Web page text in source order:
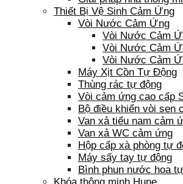
Thiết Bị Vệ Sinh Cảm Ứng
Vòi Nước Cảm Ứng
Vòi Nước Cảm
Vòi Nước Cảm
Vòi Nước Cảm
Máy Xịt Cồn Tự Động
Thùng rác tự động
Vòi cảm ứng cao cấp
Bộ điều khiển vòi sen
Van xả tiểu nam cảm
Van xả WC cảm ứng
Hộp cấp xà phòng tự
Máy sấy tay tự động
Bình phun nước hoa